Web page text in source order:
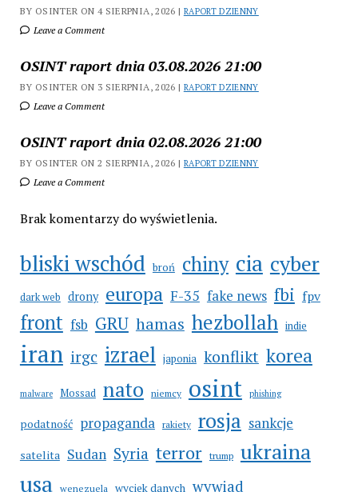
BY OSINTER ON 4 SIERPNIA, 2026 | RAPORT DZIENNY
Leave a Comment
OSINT raport dnia 03.08.2026 21:00
BY OSINTER ON 3 SIERPNIA, 2026 | RAPORT DZIENNY
Leave a Comment
OSINT raport dnia 02.08.2026 21:00
BY OSINTER ON 2 SIERPNIA, 2026 | RAPORT DZIENNY
Leave a Comment
Brak komentarzy do wyświetlenia.
bliski wschód broń chiny cia cyber
dark web drony europa F-35 fake news fbi fpv
front fsb GRU hamas hezbollah indie
iran irgc izrael japonia konflikt korea
malware Mossad nato niemcy osint phishing
podatność propaganda rakiety rosja sankcje
satelita Sudan Syria terror trump ukraina
usa wenezuela wyciek danych wywiad